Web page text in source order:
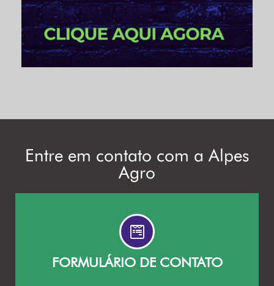
Entre em contato com a Alpes
Agro
FORMULÁRIO DE CONTATO